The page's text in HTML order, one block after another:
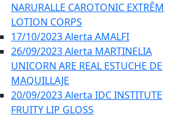
NARURALLE CAROTONIC EXTRÊM
LOTION CORPS
17/10/2023 Alerta AMALFI
26/09/2023 Alerta MARTINELIA
UNICORN ARE REAL ESTUCHE DE
MAQUILLAJE
20/09/2023 Alerta IDC INSTITUTE
FRUITY LIP GLOSS